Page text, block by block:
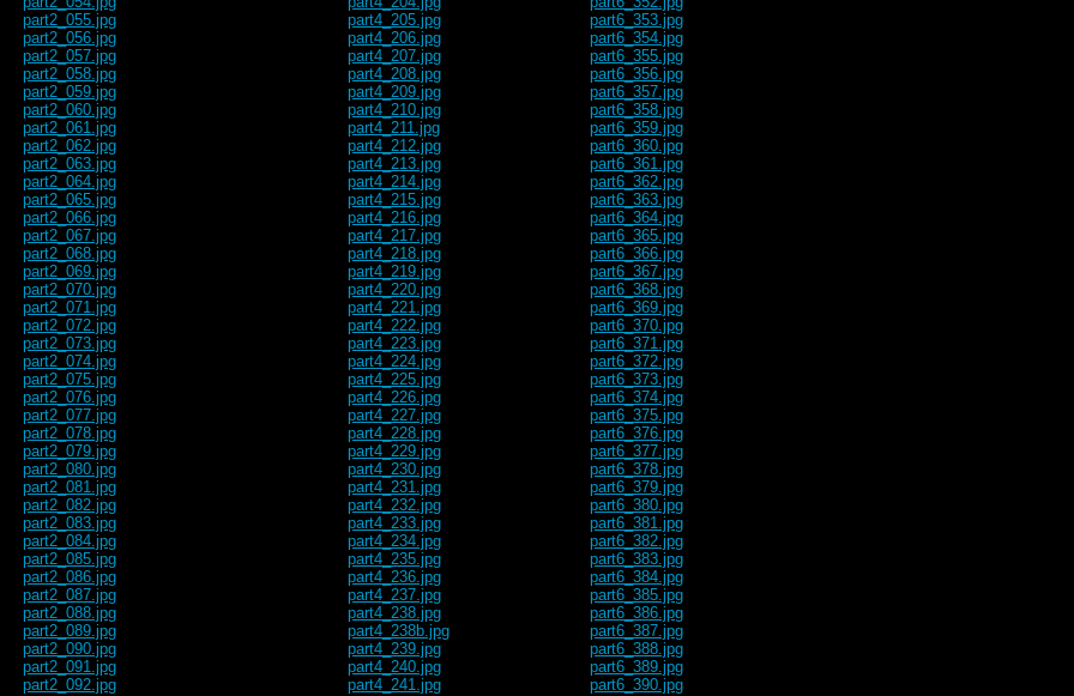
part2_055.jpg
part2_056.jpg
part2_057.jpg
part2_058.jpg
part2_059.jpg
part2_060.jpg
part2_061.jpg
part2_062.jpg
part2_063.jpg
part2_064.jpg
part2_065.jpg
part2_066.jpg
part2_067.jpg
part2_068.jpg
part2_069.jpg
part2_070.jpg
part2_071.jpg
part2_072.jpg
part2_073.jpg
part2_074.jpg
part2_075.jpg
part2_076.jpg
part2_077.jpg
part2_078.jpg
part2_079.jpg
part2_080.jpg
part2_081.jpg
part2_082.jpg
part2_083.jpg
part2_084.jpg
part2_085.jpg
part2_086.jpg
part2_087.jpg
part2_088.jpg
part2_089.jpg
part2_090.jpg
part2_091.jpg
part2_092.jpg
part4_205.jpg
part4_206.jpg
part4_207.jpg
part4_208.jpg
part4_209.jpg
part4_210.jpg
part4_211.jpg
part4_212.jpg
part4_213.jpg
part4_214.jpg
part4_215.jpg
part4_216.jpg
part4_217.jpg
part4_218.jpg
part4_219.jpg
part4_220.jpg
part4_221.jpg
part4_222.jpg
part4_223.jpg
part4_224.jpg
part4_225.jpg
part4_226.jpg
part4_227.jpg
part4_228.jpg
part4_229.jpg
part4_230.jpg
part4_231.jpg
part4_232.jpg
part4_233.jpg
part4_234.jpg
part4_235.jpg
part4_236.jpg
part4_237.jpg
part4_238.jpg
part4_238b.jpg
part4_239.jpg
part4_240.jpg
part4_241.jpg
part6_353.jpg
part6_354.jpg
part6_355.jpg
part6_356.jpg
part6_357.jpg
part6_358.jpg
part6_359.jpg
part6_360.jpg
part6_361.jpg
part6_362.jpg
part6_363.jpg
part6_364.jpg
part6_365.jpg
part6_366.jpg
part6_367.jpg
part6_368.jpg
part6_369.jpg
part6_370.jpg
part6_371.jpg
part6_372.jpg
part6_373.jpg
part6_374.jpg
part6_375.jpg
part6_376.jpg
part6_377.jpg
part6_378.jpg
part6_379.jpg
part6_380.jpg
part6_381.jpg
part6_382.jpg
part6_383.jpg
part6_384.jpg
part6_385.jpg
part6_386.jpg
part6_387.jpg
part6_388.jpg
part6_389.jpg
part6_390.jpg